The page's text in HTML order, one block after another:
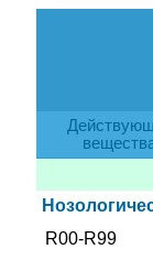
R00-R99